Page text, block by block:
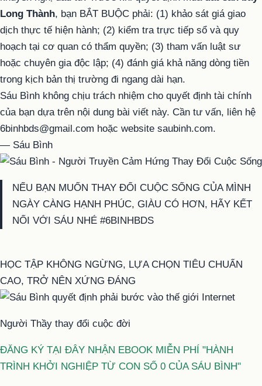
Long Thành, bạn BẮT BUỘC phải: (1) khảo sát giá giao
dịch thực tế hiện hành; (2) kiểm tra trực tiếp sổ và quy
hoạch tại cơ quan có thẩm quyền; (3) tham vấn luật sư
hoặc chuyên gia độc lập; (4) đánh giá khả năng dòng tiền
trong kịch bản thị trường đi ngang dài hạn.
Sáu Bình không chịu trách nhiệm cho quyết định tài chính
của bạn dựa trên nội dung bài viết này. Cần tư vấn, liên hệ
6binhbds@gmail.com hoặc website saubinh.com.
— Sáu Bình
NẾU BẠN MUỐN THAY ĐỔI CUỘC SỐNG CỦA MÌNH
NGÀY CÀNG HẠNH PHÚC, GIÀU CÓ HƠN, HÃY KẾT
NỐI VỚI SÁU NHÉ #6BINHBDS
HỌC TẬP KHÔNG NGỪNG, LỰA CHỌN TIÊU CHUẨN
CAO, TRỞ NÊN XỨNG ĐÁNG
Người Thầy thay đổi cuộc đời
ĐĂNG KÝ TẠI ĐÂY NHẬN EBOOK MIỄN PHÍ "HÀNH
TRÌNH KHỞI NGHIỆP TỪ CON SỐ 0 CỦA SÁU BÌNH"